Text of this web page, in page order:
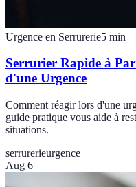
Urgence en Serrurerie5 min
Serrurier Rapide à
d'une Urgence
Comment réagir lors d'une
guide pratique vous aide à
situations.
serrurerieurgence
Aug 6